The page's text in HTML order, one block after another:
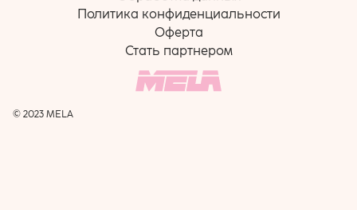
Политика конфиденциальности
Оферта
Стать партнером
© 2023 MELA